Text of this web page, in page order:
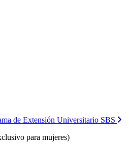
de Extensión Universitario SBS
para mujeres)